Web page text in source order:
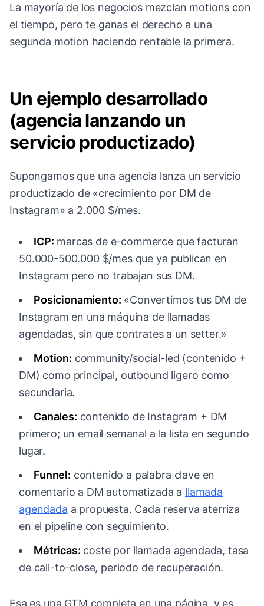
La mayoría de los negocios mezclan motions con
el tiempo, pero te ganas el derecho a una
segunda motion haciendo rentable la primera.
Un ejemplo desarrollado
(agencia lanzando un
servicio productizado)
Supongamos que una agencia lanza un servicio
productizado de «crecimiento por DM de
Instagram» a 2.000 $/mes.
ICP: marcas de e-commerce que facturan
50.000-500.000 $/mes que ya publican en
Instagram pero no trabajan sus DM.
Posicionamiento: «Convertimos tus DM de
Instagram en una máquina de llamadas
agendadas, sin que contrates a un setter.»
Motion: community/social-led (contenido +
DM) como principal, outbound ligero como
secundaria.
Canales: contenido de Instagram + DM
primero; un email semanal a la lista en segundo
lugar.
Funnel: contenido a palabra clave en
comentario a DM automatizada a llamada
agendada a propuesta. Cada reserva aterriza
en el pipeline con seguimiento.
Métricas: coste por llamada agendada, tasa
de call-to-close, periodo de recuperación.